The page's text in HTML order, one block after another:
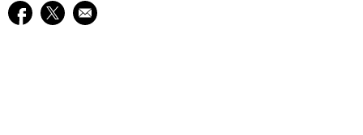
Udostępnij na facebook
Udostępnij na twitter
E-mail do przyjaciela